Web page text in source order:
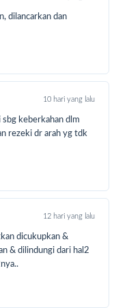
OVO, SHOPEEPAY,
dan transfer ke
Sedekaholic juga
agar lebih banyak
untuk membantu
pergerakan
dhuafa sakit.
dilancarkan dan
10 hari yang lalu
sbg keberkahan dlm
rezeki dr arah yg tdk
12 hari yang lalu
dicukupkan &
& dilindungi dari hal2